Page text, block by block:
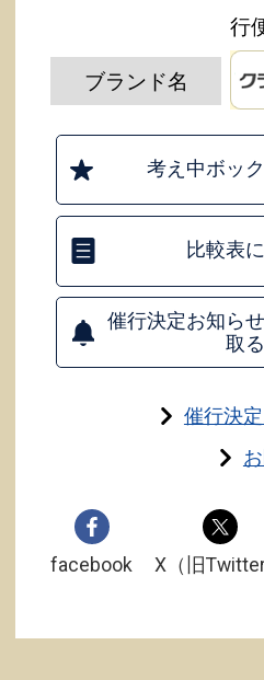
行
ブランド名
考え中ボッ
比較表
催行決定お知ら
取る
催行決
facebook X（旧Twitter